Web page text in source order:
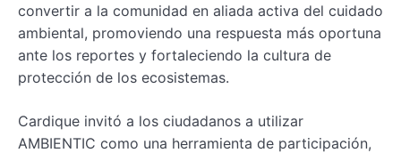
convertir a la comunidad en aliada activa del cuidado
ambiental, promoviendo una respuesta más oportuna
ante los reportes y fortaleciendo la cultura de
protección de los ecosistemas.
Cardique invitó a los ciudadanos a utilizar
AMBIENTIC como una herramienta de participación,